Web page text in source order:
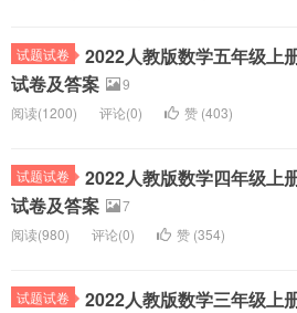
试题试卷
2022人教版数学五年级上
试卷及答案
9
阅读(1200) 评论(0) 赞 (403)
试题试卷
2022人教版数学四年级上
试卷及答案
7
阅读(980) 评论(0) 赞 (354)
试题试卷
2022人教版数学三年级上